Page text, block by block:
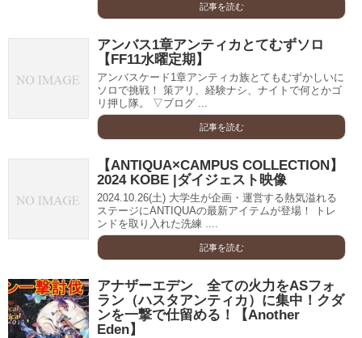
記事を読む
アンバス1章アンティカとてむずソロ
【FF11水曜定期】
アンバスケード1章アンティカ族とてもむずかしいに
ソロで挑戦！ 策アリ、経験ナシ、ナイトで何とかゴ
リ押し隊。 ▽ブログ ...
記事を読む
【ANTIQUA×CAMPUS COLLECTION】
2024 KOBE |ダイジェスト映像
2024.10.26(土) 大学生が企画・運営する熱気溢れる
ステージにANTIQUAの最新アイテムが登場！ トレ
ンドを取り入れた洗練 ....
記事を読む
アナザーエデン 全ての火力をASフォ
ラン（ハスタアンティカ）に集中！クダ
ンを一撃で仕留める！【Another
Eden】